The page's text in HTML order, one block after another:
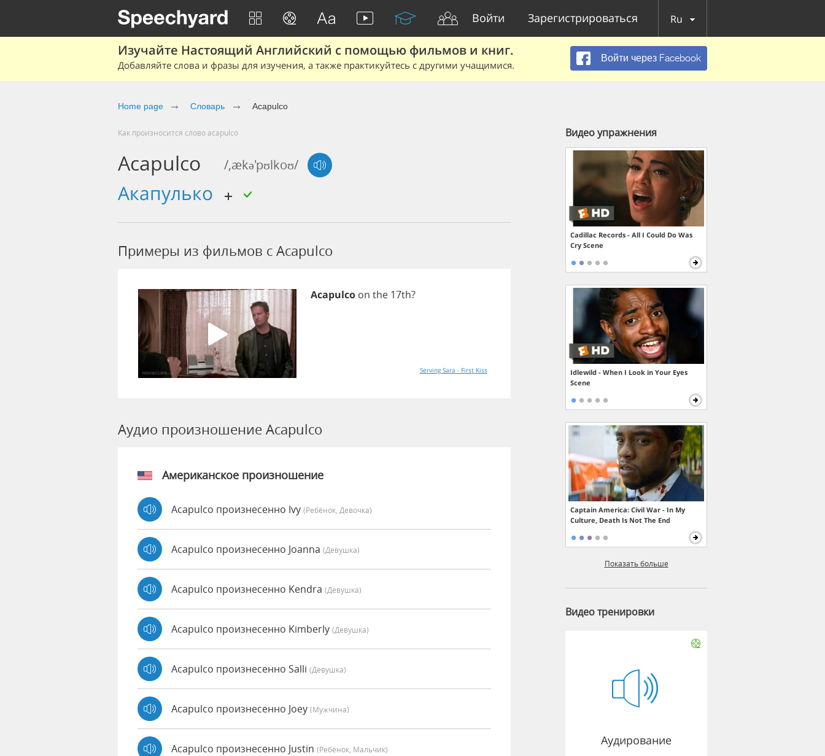
Войти Зарегистрироваться Ru
Изучайте Настоящий Английский с помощью фильмов и книг.
Добавляйте слова и фразы для изучения, а также практикуйтесь с другими учащимися.
Войти через Facebook
Home page Словарь Acapulco
Как произносится слово acapulco
Acapulco /,ækə'pʊlkoʊ/
Акапулько
Примеры из фильмов c Acapulco
Acapulco on the 17th?
Serving Sara - First Kiss
Аудио произношение Acapulco
Американское произношение
Acapulco произнесенно Ivy (Ребёнок, Девочка)
Acapulco произнесенно Joanna (девушка)
Acapulco произнесенно Kendra (девушка)
Acapulco произнесенно Kimberly (девушка)
Acapulco произнесенно Salli (девушка)
Acapulco произнесенно Joey (мужчина)
Acapulco произнесенно Justin (Ребёнок, Мальчик)
Видео упражнения
Cadillac Records - All I Could Do Was
Cry Scene
Idlewild - When I Look in Your Eyes
Scene
Captain America: Civil War - In My
Culture, Death Is Not The End
Показать больше
Видео тренировки
Аудирование